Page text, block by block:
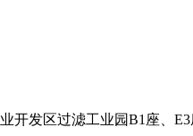
开发区过滤工业园B1座、E3